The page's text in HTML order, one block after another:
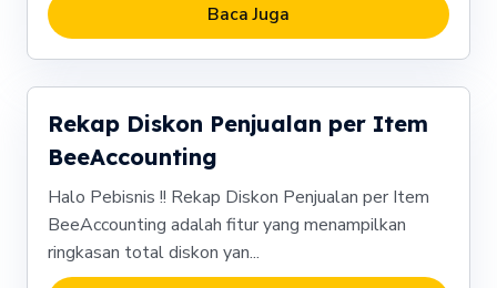
Baca Juga
Rekap Diskon Penjualan per Item
BeeAccounting
Halo Pebisnis !! Rekap Diskon Penjualan per Item
BeeAccounting adalah fitur yang menampilkan
ringkasan total diskon yan...